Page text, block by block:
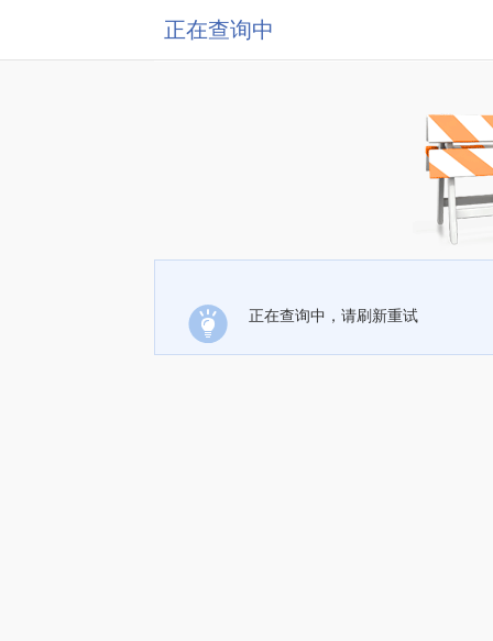
正在查询中
正在查询中，请刷新重试